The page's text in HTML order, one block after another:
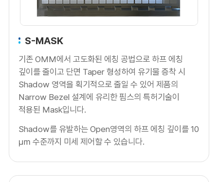
S-MASK
기존 OMM에서 고도화된 에칭 공법으로 하프 에칭
깊이를 줄이고 단면 Taper 형성하여 유기물 증착 시
Shadow 영역을 획기적으로 줄일 수 있어 제품의
Narrow Bezel 설계에 유리한 핌스의 특허기술이
적용된 Mask입니다.
Shadow를 유발하는 Open영역의 하프 에칭 깊이를 10
㎛ 수준까지 미세 제어할 수 있습니다.